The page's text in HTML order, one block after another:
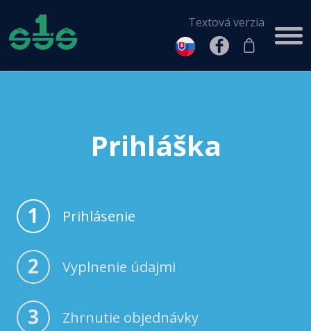
Textová verzia
Prihláška
1 Prihlásenie
2 Vyplnenie údajmi
3 Zhrnutie objednávky